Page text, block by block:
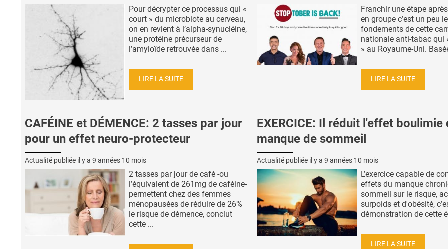
Pour décrypter ce processus qui «
court » du microbiote au cerveau,
on en revient à l’alpha-synucléine,
une protéine précurseur de
l’amyloïde retrouvée dans ...
LIRE LA SUITE
Franchir une étape
en groupe c’est un peu
fondements de cette
nationale anti-tabac qui
» au Royaume-Uni.
LIRE LA SUITE
CAFÉINE et DÉMENCE: 2 tasses par jour
pour un effet neuro-protecteur
Actualité publiée il y a 9 années 10 mois
2 tasses par jour de café -ou
l’équivalent de 261mg de caféine-
permettent chez des femmes
ménopausées de réduire de 26%
le risque de démence, conclut
cette ...
EXERCICE: Il réduit l'effet boulimie
manque de sommeil
Actualité publiée il y a 9 années 10 mois
L’exercice capable de
effets du manque
sommeil sur le risque,
surpoids et d'obésité,
démonstration de cette
LIRE LA SUITE